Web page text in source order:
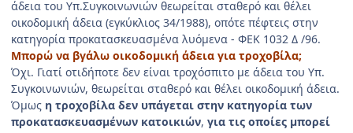
άδεια του Υπ.Συγκοινωνιών θεωρείται σταθερό και θέλει
οικοδομική άδεια (εγκύκλιος 34/1988), οπότε πέφτεις στην
κατηγορία προκατασκευασμένα λυόμενα - ΦΕΚ 1032 Δ /96.
Μπορώ να βγάλω οικοδομική άδεια για τροχοβίλα;
Όχι. Γιατί οτιδήποτε δεν είναι τροχόσπιτο με άδεια του Υπ.
Συγκοινωνιών, θεωρείται σταθερό και θέλει οικοδομική άδεια.
Όμως η τροχοβίλα δεν υπάγεται στην κατηγορία των
προκατασκευασμένων κατοικιών, για τις οποίες μπορεί